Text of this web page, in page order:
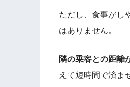
ただし、食事がし
はありません。
隣の乗客との距離
えて短時間で済ま